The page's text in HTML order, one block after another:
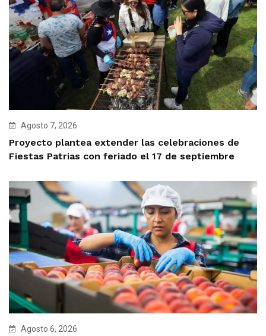
Agosto 7, 2026
Proyecto plantea extender las celebraciones de
Fiestas Patrias con feriado el 17 de septiembre
Agosto 6, 2026